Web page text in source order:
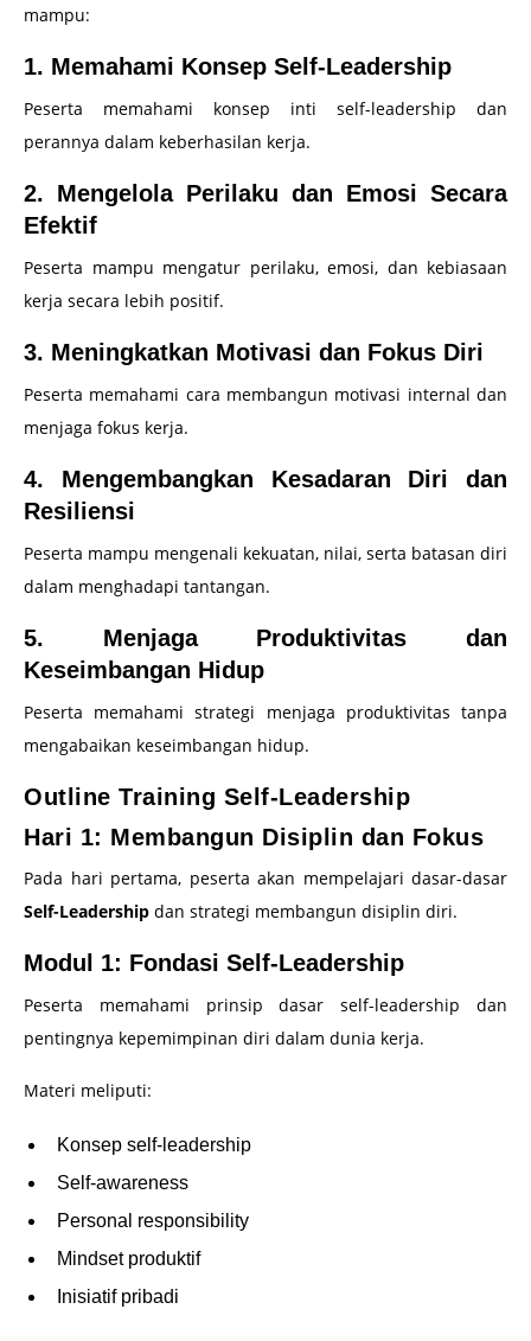
mampu:
1. Memahami Konsep Self-Leadership
Peserta memahami konsep inti self-leadership dan
perannya dalam keberhasilan kerja.
2. Mengelola Perilaku dan Emosi Secara
Efektif
Peserta mampu mengatur perilaku, emosi, dan kebiasaan
kerja secara lebih positif.
3. Meningkatkan Motivasi dan Fokus Diri
Peserta memahami cara membangun motivasi internal dan
menjaga fokus kerja.
4. Mengembangkan Kesadaran Diri dan
Resiliensi
Peserta mampu mengenali kekuatan, nilai, serta batasan diri
dalam menghadapi tantangan.
5. Menjaga Produktivitas dan
Keseimbangan Hidup
Peserta memahami strategi menjaga produktivitas tanpa
mengabaikan keseimbangan hidup.
Outline Training Self-Leadership
Hari 1: Membangun Disiplin dan Fokus
Pada hari pertama, peserta akan mempelajari dasar-dasar
Self-Leadership dan strategi membangun disiplin diri.
Modul 1: Fondasi Self-Leadership
Peserta memahami prinsip dasar self-leadership dan
pentingnya kepemimpinan diri dalam dunia kerja.
Materi meliputi:
Konsep self-leadership
Self-awareness
Personal responsibility
Mindset produktif
Inisiatif pribadi